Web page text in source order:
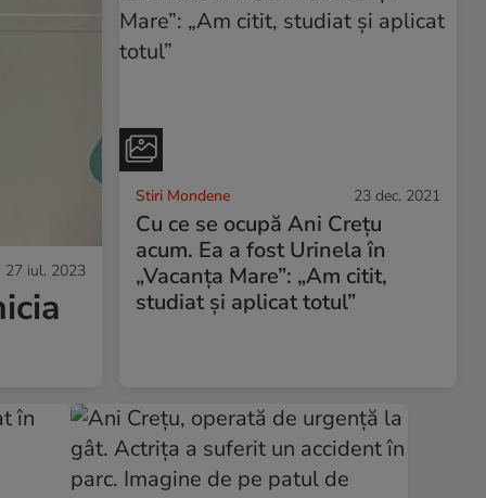
27 iul. 2023
Stiri Mondene 23 dec. 2021
Cu ce se ocupă Ani Crețu
acum. Ea a fost Urinela în
„Vacanța Mare”: „Am citit,
studiat și aplicat totul”